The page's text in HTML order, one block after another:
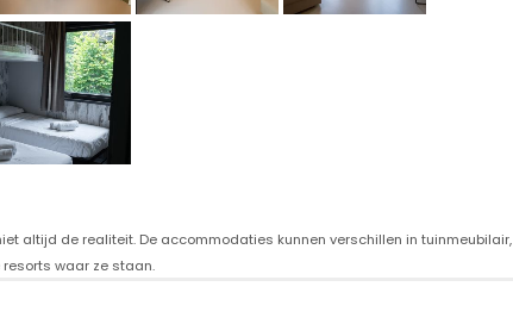
altijd de realiteit. De accommodaties kunnen verschillen in tuinmeubilair,
waar ze staan.